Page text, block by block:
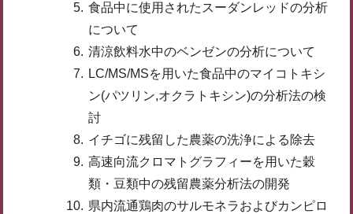
食品中に使用されたスーダンレッドの分析
について
清涼飲料水中のベンゼンの分析について
LC/MS/MSを用いた食品中のマイコトキシ
ン(パツリン,オクラトキシン)の分析法の検
討
イチゴに残留した農薬の洗浄による除去
高速向流クロマトグラフィーを用いた穀
類・豆類中の残留農薬分析法の開発
県内流通鶏肉のサルモネラおよびカンピロ